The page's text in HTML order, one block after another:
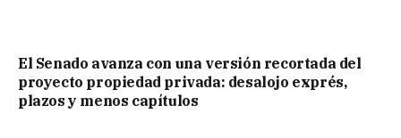
El Senado avanza con una versión recortada del
proyecto propiedad privada: desalojo exprés,
plazos y menos capítulos